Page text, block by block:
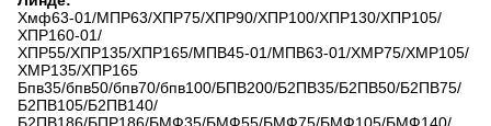
Хмф63-01/МПР63/ХПР75/ХПР90/ХПР100/ХПР130/ХПР105/
ХПР160-01/
ХПР55/ХПР135/ХПР165/МПВ45-01/МПВ63-01/ХМР75/ХМР105/
ХМР135/ХПР165
Бпв35/бпв50/бпв70/бпв100/БПВ200/Б2ПВ35/Б2ПВ50/Б2ПВ75/
Б2ПВ105/Б2ПВ140/